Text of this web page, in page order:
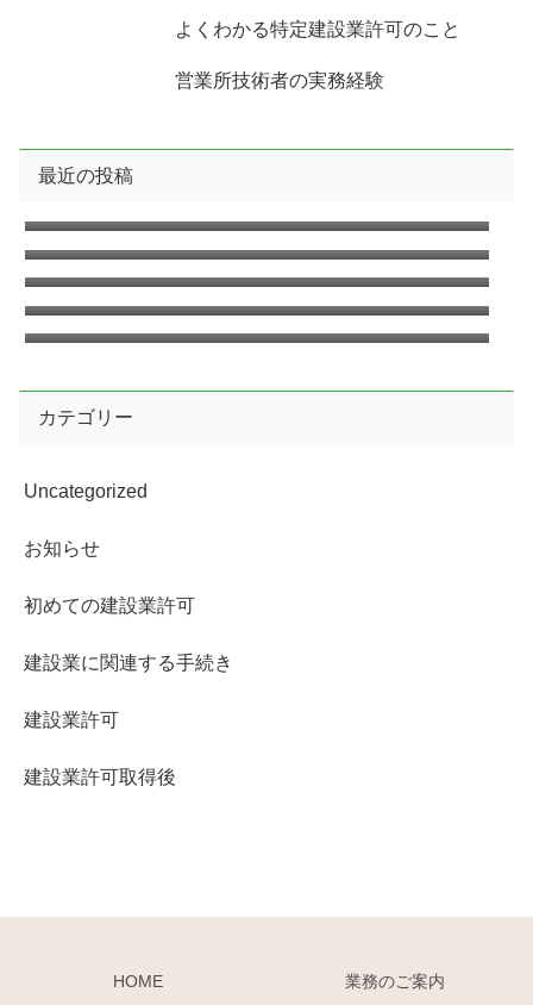
よくわかる特定建設業許可のこと
営業所技術者の実務経験
最近の投稿
2026年7月の無料相談のお知らせ
2026年6月の無料相談のお知らせ
臨時休業日のお知らせ2026年6月
2026年5月の無料相談のお知らせ
カテゴリー
Uncategorized
お知らせ
初めての建設業許可
建設業に関連する手続き
建設業許可
建設業許可取得後
HOME 業務のご案内